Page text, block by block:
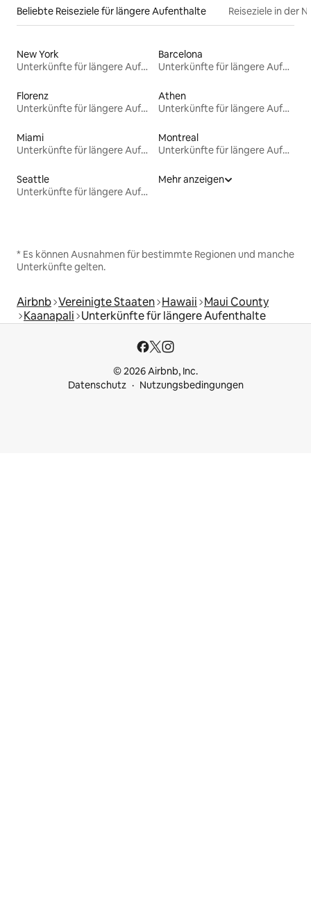
Beliebte Reiseziele für längere Aufenthalte Reiseziele in der
New York
Unterkünfte für längere Aufenthalte
Barcelona
Unterkünfte für längere Aufenthalte
Florenz
Unterkünfte für längere Aufenthalte
Athen
Unterkünfte für längere Aufenthalte
Miami
Unterkünfte für längere Aufenthalte
Montreal
Unterkünfte für längere Aufenthalte
Seattle
Unterkünfte für längere Aufenthalte
Mehr anzeigen
* Es können Ausnahmen für bestimmte Regionen und manche
Unterkünfte gelten.
Airbnb Vereinigte Staaten Hawaii Maui County
Kaanapali Unterkünfte für längere Aufenthalte
© 2026 Airbnb, Inc.
Datenschutz
Nutzungsbedingungen